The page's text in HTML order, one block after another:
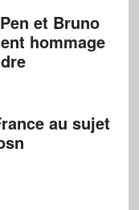
et Bruno
hommage
au sujet